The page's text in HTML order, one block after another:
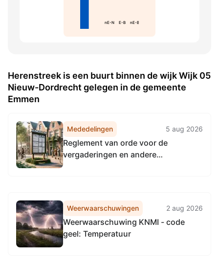
nE-N E-B nE-B
Herenstreek is een buurt binnen de wijk Wijk 05
Nieuw-Dordrecht gelegen in de gemeente
Emmen
Mededelingen 5 aug 2026
Reglement van orde voor de
vergaderingen en andere
Weerwaarschuwingen 2 aug 2026
Weerwaarschuwing KNMI - code
geel: Temperatuur